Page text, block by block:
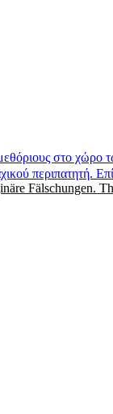
στο χώρο
περιπατητή.
Fälschungen.